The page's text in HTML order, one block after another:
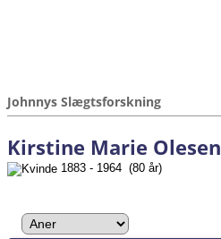
Johnnys Slægtsforskning
Kirstine Marie Olesen
1883 - 1964 (80 år)